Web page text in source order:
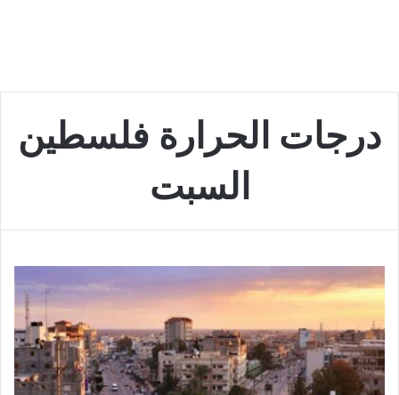
درجات الحرارة فلسطين
السبت